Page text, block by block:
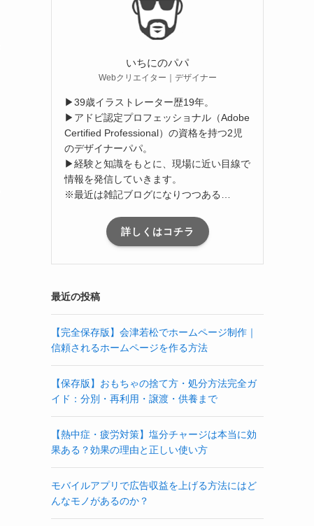
いちにのパパ
Webクリエイター｜デザイナー
▶39歳イラストレーター歴19年。
▶アドビ認定プロフェッショナル（Adobe
Certified Professional）の資格を持つ2児
のデザイナーパパ。
▶経験と知識をもとに、現場に近い目線で
情報を発信していきます。
※最近は雑記ブログになりつつある…
詳しくはコチラ
最近の投稿
【完全保存版】会津若松でホームページ制作｜
信頼されるホームページを作る方法
【保存版】おもちゃの捨て方・処分方法完全ガ
イド：分別・再利用・譲渡・供養まで
【熱中症・疲労対策】塩分チャージは本当に効
果ある？効果の理由と正しい使い方
モバイルアプリで広告収益を上げる方法にはど
んなモノがあるのか？